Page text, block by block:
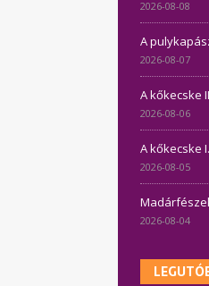
2026-08-08
A
2026-08-07
A kőkecske
2026-08-06
A kőkecske
2026-08-05
2026-08-04